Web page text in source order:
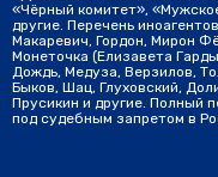
«Чёрный комитет»,
другие. Перечень
Макаревич, Гордон, Мирон
Монеточка (Елизавета
Дождь, Медуза, Верзилов,
Быков, Шац, Глуховский,
Прусикин и другие. Полный
под судебным запретом в